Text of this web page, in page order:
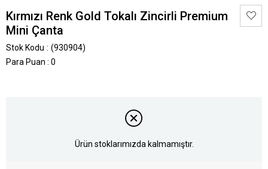
Kırmızı Renk Gold Tokalı Zincirli Premium
Mini Çanta
Stok Kodu
(930904)
Para Puan : 0
Ürün stoklarımızda kalmamıştır.